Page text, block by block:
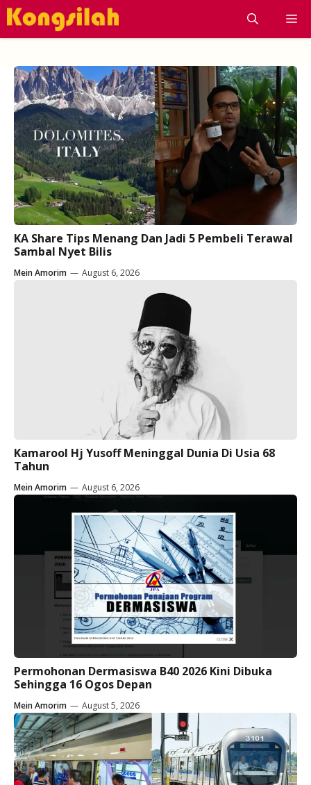
Skip
KA Share Tips Menang Dan Jadi 5 Pembeli Terawal
Sambal Nyet Bilis
Mein Amorim — August 6, 2026
Kamarool Hj Yusoff Meninggal Dunia Di Usia 68
Tahun
Mein Amorim — August 6, 2026
Permohonan Dermasiswa B40 2026 Kini Dibuka
Sehingga 16 Ogos Depan
Mein Amorim — August 5, 2026